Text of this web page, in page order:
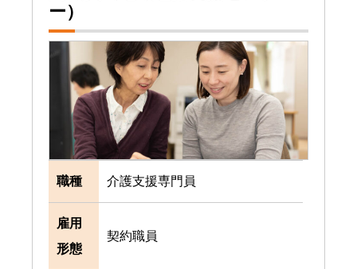
ー）
職種 介護支援専門員
雇用
形態
契約職員